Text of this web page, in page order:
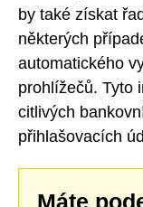
by také získat
některých
automatického
prohlížečů. Tyto
citlivých
přihlašovacích
Máte